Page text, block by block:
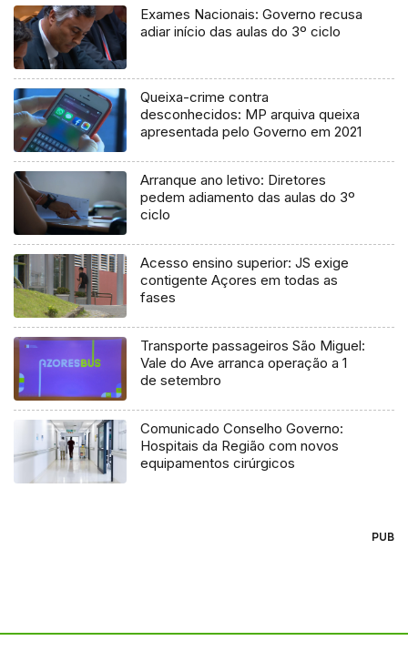
Exames Nacionais: Governo recusa
adiar início das aulas do 3º ciclo
Queixa-crime contra
desconhecidos: MP arquiva queixa
apresentada pelo Governo em 2021
Arranque ano letivo: Diretores
pedem adiamento das aulas do 3º
ciclo
Acesso ensino superior: JS exige
contigente Açores em todas as
fases
Transporte passageiros São Miguel:
Vale do Ave arranca operação a 1
de setembro
Comunicado Conselho Governo:
Hospitais da Região com novos
equipamentos cirúrgicos
PUB